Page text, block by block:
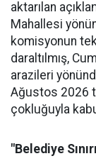
aktarılan
Mahallesi
komisyonun
daraltılmış,
arazileri
Ağustos 2026
çokluğuyla
"Belediye